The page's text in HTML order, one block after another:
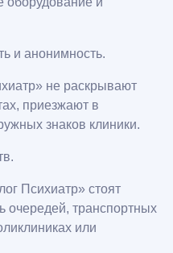
и анонимность.
не раскрывают
приезжают в
знаков клиники.
Психиатр» стоят
очередей, транспортных
или